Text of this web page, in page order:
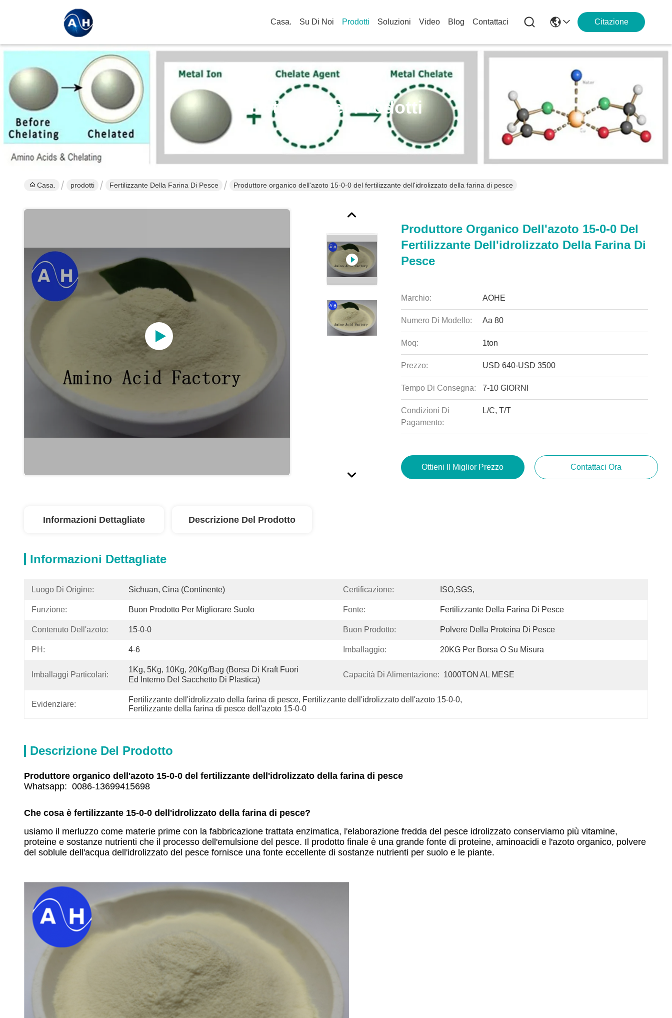
Casa. Su Di Noi Prodotti Soluzioni Video Blog Contattaci Citazione
Dettagli Dei Prodotti
Casa. prodotti Fertilizzante Della Farina Di Pesce Produttore organico dell'azoto 15-0-0 del fertilizzante dell'idrolizzato della farina di pesce
Produttore Organico Dell'azoto 15-0-0 Del
Fertilizzante Dell'idrolizzato Della Farina Di
Pesce
Marchio: AOHE
Numero Di Modello: Aa 80
Moq: 1ton
Prezzo: USD 640-USD 3500
Tempo Di Consegna: 7-10 GIORNI
Condizioni Di
Pagamento:
L/C, T/T
Ottieni Il Miglior Prezzo Contattaci Ora
Informazioni Dettagliate Descrizione Del Prodotto
Informazioni Dettagliate
Luogo Di Origine: Sichuan, Cina (continente) Certificazione: ISO,SGS,
Funzione: Buon Prodotto Per Migliorare Suolo Fonte: Fertilizzante Della Farina Di Pesce
Contenuto Dell'azoto: 15-0-0 Buon Prodotto: Polvere Della Proteina Di Pesce
PH: 4-6 Imballaggio: 20KG Per Borsa O Su Misura
Imballaggi Particolari:
1Kg, 5Kg, 10Kg, 20Kg/Bag (borsa Di Kraft Fuori
Ed Interno Del Sacchetto Di Plastica)
Capacità Di Alimentazione: 1000TON AL MESE
Evidenziare:
Fertilizzante dell'idrolizzato della farina di pesce, Fertilizzante dell'idrolizzato dell'azoto 15-0-0,
Fertilizzante della farina di pesce dell'azoto 15-0-0
Descrizione Del Prodotto
Produttore organico dell'azoto 15-0-0 del fertilizzante dell'idrolizzato della farina di pesce
Whatsapp: 0086-13699415698
Che cosa è fertilizzante 15-0-0 dell'idrolizzato della farina di pesce?
usiamo il merluzzo come materie prime con la fabbricazione trattata enzimatica, l'elaborazione fredda del pesce idrolizzato conserviamo più vitamine,
proteine e sostanze nutrienti che il processo dell'emulsione del pesce. Il prodotto finale è una grande fonte di proteine, aminoacidi e l'azoto organico, polvere
del soblule dell'acqua dell'idrolizzato del pesce fornisce una fonte eccellente di sostanze nutrienti per suolo e le piante.